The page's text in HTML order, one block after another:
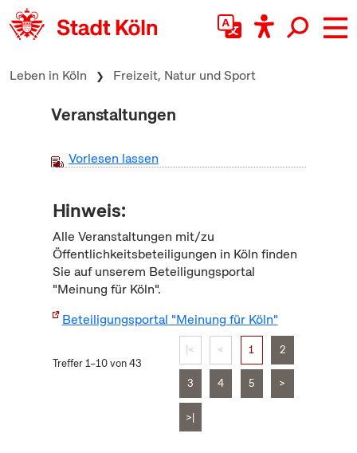
zum Inhalt springen
Leben in Köln Freizeit, Natur und Sport
Veranstaltungen
Vorlesen lassen
Hinweis:
Alle Veranstaltungen mit/zu
Öffentlichkeitsbeteiligungen in Köln finden
Sie auf unserem Beteiligungsportal
"Meinung für Köln".
Beteiligungsportal "Meinung für Köln"
Treffer 1–10 von 43
|< < 1 2
3 4 5 >
>|